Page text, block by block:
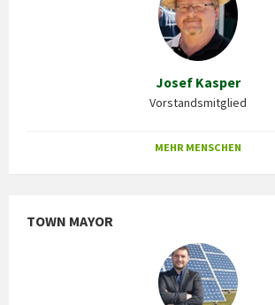
Josef Kasper
Vorstandsmitglied
MEHR MENSCHEN
TOWN MAYOR